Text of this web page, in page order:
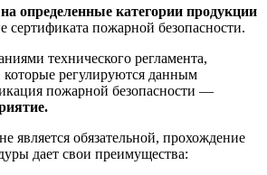
на определенные категории продукции
сертификата пожарной безопасности.
технического регламента,
которые регулируются данным
пожарной безопасности —
является обязательной, прохождение
дает свои преимущества: